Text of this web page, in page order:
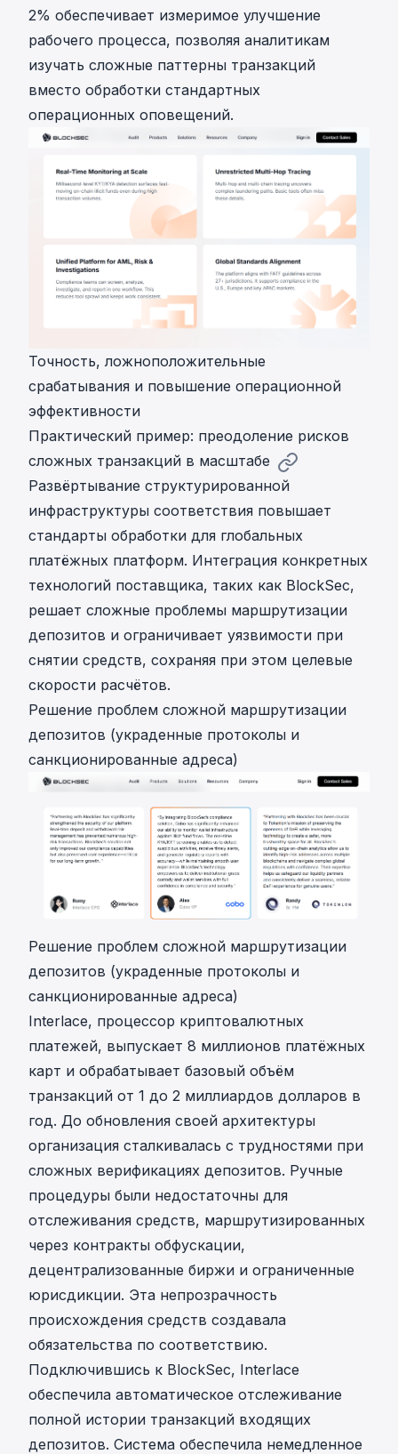
2% обеспечивает измеримое улучшение
рабочего процесса, позволяя аналитикам
изучать сложные паттерны транзакций
вместо обработки стандартных
операционных оповещений.
Точность, ложноположительные
срабатывания и повышение операционной
эффективности
Практический пример: преодоление рисков
сложных транзакций в масштабе
Развёртывание структурированной
инфраструктуры соответствия повышает
стандарты обработки для глобальных
платёжных платформ. Интеграция конкретных
технологий поставщика, таких как BlockSec,
решает сложные проблемы маршрутизации
депозитов и ограничивает уязвимости при
снятии средств, сохраняя при этом целевые
скорости расчётов.
Решение проблем сложной маршрутизации
депозитов (украденные протоколы и
санкционированные адреса)
Решение проблем сложной маршрутизации
депозитов (украденные протоколы и
санкционированные адреса)
Interlace, процессор криптовалютных
платежей, выпускает 8 миллионов платёжных
карт и обрабатывает базовый объём
транзакций от 1 до 2 миллиардов долларов в
год. До обновления своей архитектуры
организация сталкивалась с трудностями при
сложных верификациях депозитов. Ручные
процедуры были недостаточны для
отслеживания средств, маршрутизированных
через контракты обфускации,
децентрализованные биржи и ограниченные
юрисдикции. Эта непрозрачность
происхождения средств создавала
обязательства по соответствию.
Подключившись к BlockSec, Interlace
обеспечила автоматическое отслеживание
полной истории транзакций входящих
депозитов. Система обеспечила немедленное